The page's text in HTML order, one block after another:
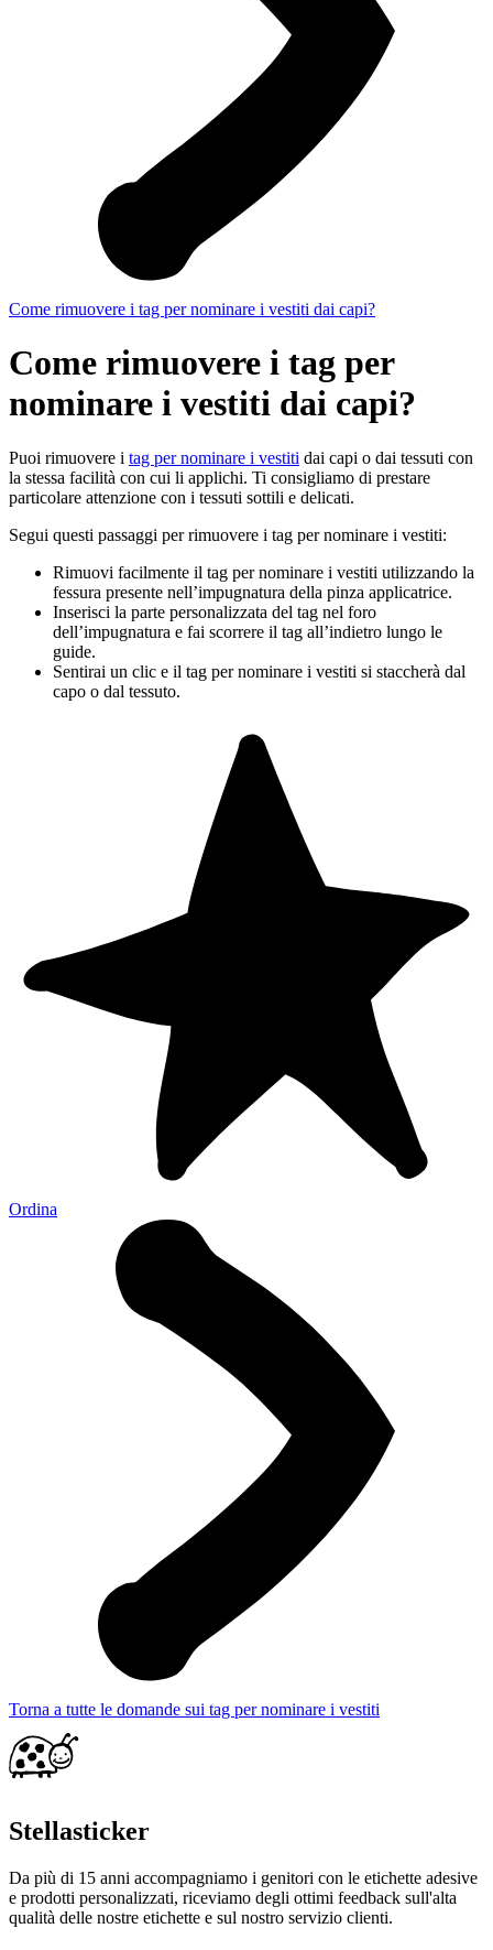
Come rimuovere i tag per nominare i vestiti dai capi?
Come rimuovere i tag per
nominare i vestiti dai capi?
Puoi rimuovere i tag per nominare i vestiti dai capi o dai tessuti con
la stessa facilità con cui li applichi. Ti consigliamo di prestare
particolare attenzione con i tessuti sottili e delicati.
Segui questi passaggi per rimuovere i tag per nominare i vestiti:
Rimuovi facilmente il tag per nominare i vestiti utilizzando la
fessura presente nell’impugnatura della pinza applicatrice.
Inserisci la parte personalizzata del tag nel foro
dell’impugnatura e fai scorrere il tag all’indietro lungo le
guide.
Sentirai un clic e il tag per nominare i vestiti si staccherà dal
capo o dal tessuto.
Ordina
Torna a tutte le domande sui tag per nominare i vestiti
Stellasticker
Da più di 15 anni accompagniamo i genitori con le etichette adesive
e prodotti personalizzati, riceviamo degli ottimi feedback sull'alta
qualità delle nostre etichette e sul nostro servizio clienti.